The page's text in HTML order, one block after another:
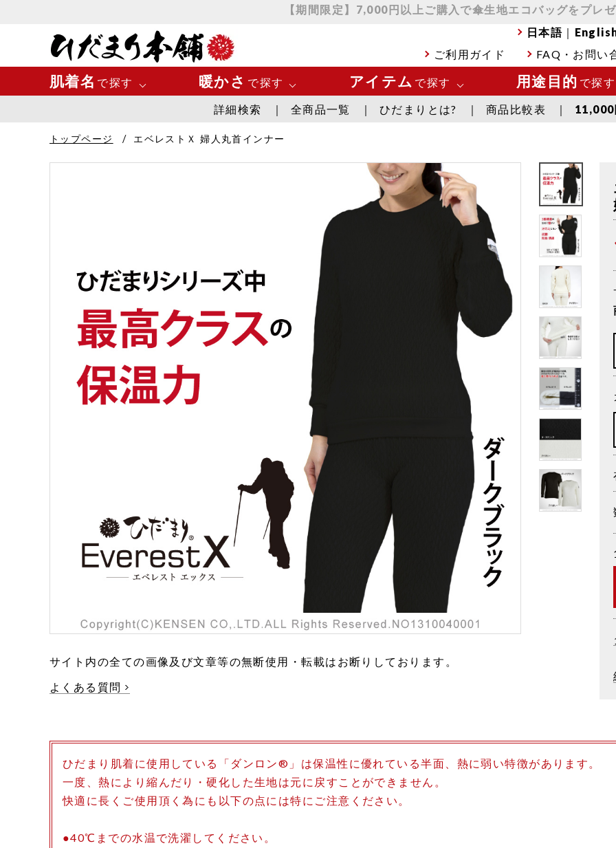
【期間限定】7,000円以上ご購入で傘生地エコバッグをプレ
日本語 ｜
ご利用ガイド
FAQ・お問い
肌着名 で探す
Washicool商品
JAXAコラボ商品
全商品一覧
暖かさ で探す
最高に暖かい
全商品一覧
アイテム で探す
肌着 トップス
下着
用途目的 で探す
極寒の環
日常使い
温活・ヘ
全商品一
詳細検索 全商品一覧 ひだまりとは? 商品比較表 11,000
トップページ エベレストＸ 婦人丸首インナー
サイト内の全ての画像及び文章等の無断使用・転載はお断りしております。
よくある質問
ひだまり肌着に使用している「ダンロン®」は保温性に優れている半面、熱に弱い特徴があります。
一度、熱により縮んだり・硬化した生地は元に戻すことができません。
快適に長くご使用頂く為にも以下の点には特にご注意ください。
●40℃までの水温で洗濯してください。